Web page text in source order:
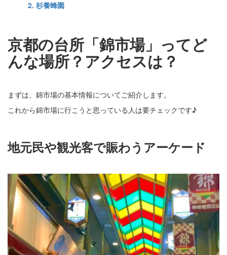
2. 杉養蜂園
京都の台所「錦市場」ってど
んな場所？アクセスは？
まずは、錦市場の基本情報についてご紹介します。
これから錦市場に行こうと思っている人は要チェックです♪
地元民や観光客で賑わうアーケード